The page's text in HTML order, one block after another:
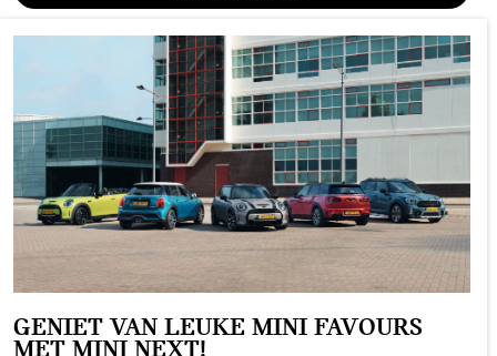
GENIET VAN LEUKE MINI FAVOURS
MET MINI NEXT!